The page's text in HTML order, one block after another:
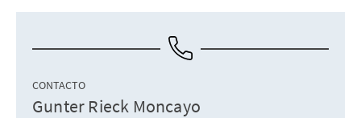
CONTACTO
Gunter Rieck Moncayo